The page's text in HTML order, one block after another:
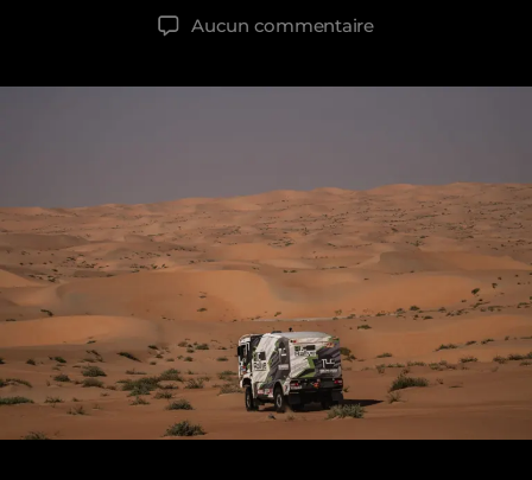
l’article
Aucun commentairesur